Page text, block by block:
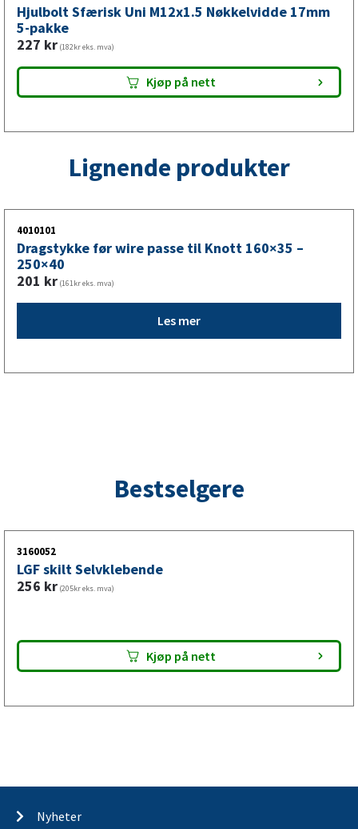
Hjulbolt Sfærisk Uni M12x1.5 Nøkkelvidde 17mm
5-pakke
227 kr (182kr eks. mva)
Kjøp på nett
Lignende produkter
4010101
Dragstykke før wire passe til Knott 160×35 –
250×40
201 kr (161kr eks. mva)
Les mer
Bestselgere
3160052
LGF skilt Selvklebende
256 kr (205kr eks. mva)
Kjøp på nett
Nyheter